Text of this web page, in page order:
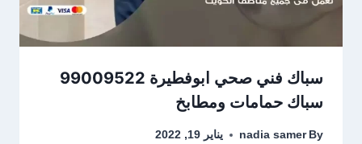
سباك فني صحي ابوفطيرة 99009522
سباك حمامات ومطابخ
By
nadia samer يناير 19, 2022